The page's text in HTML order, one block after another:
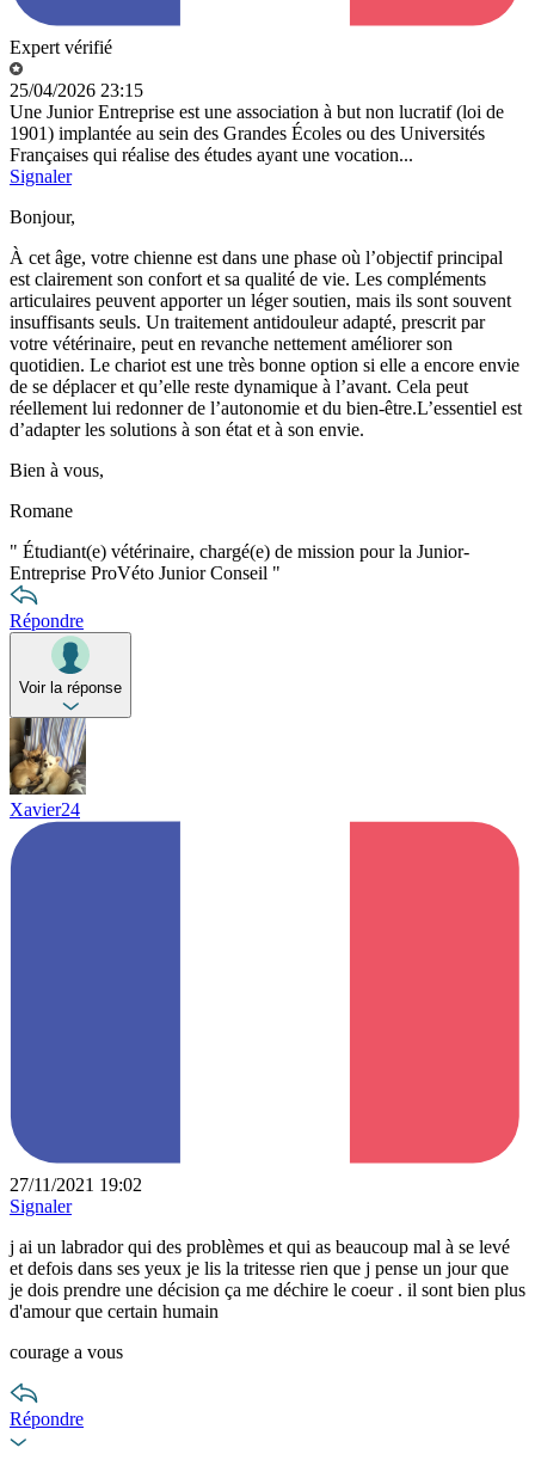
Expert vérifié
25/04/2026 23:15
Une Junior Entreprise est une association à but non lucratif (loi de
1901) implantée au sein des Grandes Écoles ou des Universités
Françaises qui réalise des études ayant une vocation...
Signaler
Bonjour,
À cet âge, votre chienne est dans une phase où l’objectif principal
est clairement son confort et sa qualité de vie. Les compléments
articulaires peuvent apporter un léger soutien, mais ils sont souvent
insuffisants seuls. Un traitement antidouleur adapté, prescrit par
votre vétérinaire, peut en revanche nettement améliorer son
quotidien. Le chariot est une très bonne option si elle a encore envie
de se déplacer et qu’elle reste dynamique à l’avant. Cela peut
réellement lui redonner de l’autonomie et du bien-être.L’essentiel est
d’adapter les solutions à son état et à son envie.
Bien à vous,
Romane
" Étudiant(e) vétérinaire, chargé(e) de mission pour la Junior-
Entreprise ProVéto Junior Conseil "
Répondre
Voir la réponse
Xavier24
27/11/2021 19:02
Signaler
j ai un labrador qui des problèmes et qui as beaucoup mal à se levé
et defois dans ses yeux je lis la tritesse rien que j pense un jour que
je dois prendre une décision ça me déchire le coeur . il sont bien plus
d'amour que certain humain
courage a vous
Répondre